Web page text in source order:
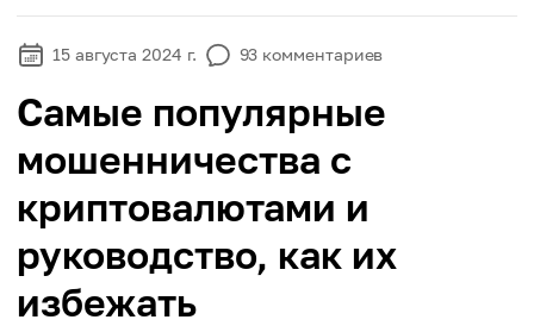
15 августа 2024 г. 93 комментариев
Самые популярные
мошенничества с
криптовалютами и
руководство, как их
избежать